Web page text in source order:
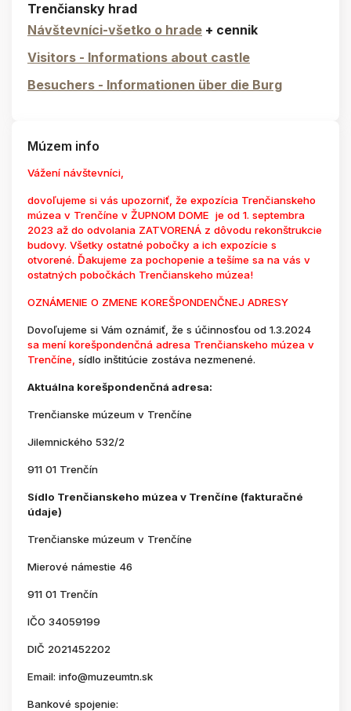
Trenčiansky hrad
Návštevníci-všetko o hrade + cennik
Visitors - Informations about castle
Besuchers - Informationen über die Burg
Múzem info
Vážení návštevníci,
dovoľujeme si vás upozorniť, že expozícia Trenčianskeho
múzea v Trenčíne v ŽUPNOM DOME je od 1. septembra
2023 až do odvolania ZATVORENÁ z dôvodu rekonštrukcie
budovy. Všetky ostatné pobočky a ich expozície s
otvorené. Ďakujeme za pochopenie a tešíme sa na vás v
ostatných pobočkách Trenčianskeho múzea!
OZNÁMENIE O ZMENE KOREŠPONDENČNEJ ADRESY
Dovoľujeme si Vám oznámiť, že s účinnosťou od 1.3.2024
sa mení korešpondenčná adresa Trenčianskeho múzea v
Trenčíne, sídlo inštitúcie zostáva nezmenené.
Aktuálna korešpondenčná adresa:
Trenčianske múzeum v Trenčíne
Jilemnického 532/2
911 01 Trenčín
Sídlo Trenčianskeho múzea v Trenčíne (fakturačné
údaje)
Trenčianske múzeum v Trenčíne
Mierové námestie 46
911 01 Trenčín
IČO 34059199
DIČ 2021452202
Email: info@muzeumtn.sk
Bankové spojenie: